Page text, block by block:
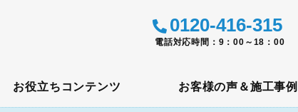
0120-416-315
電話対応時間：9：00～18：00
お役立ちコンテンツ お客様の声＆施工事例